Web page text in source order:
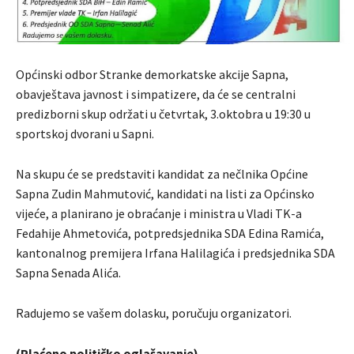
Općinski odbor Stranke demorkatske akcije Sapna,
obavještava javnost i simpatizere, da će se centralni
predizborni skup održati u četvrtak, 3.oktobra u 19:30 u
sportskoj dvorani u Sapni.
Na skupu će se predstaviti kandidat za nečlnika Općine
Sapna Zudin Mahmutović, kandidati na listi za Općinsko
vijeće, a planirano je obraćanje i ministra u Vladi TK-a
Fedahije Ahmetovića, potpredsjednika SDA Edina Ramića,
kantonalnog premijera Irfana Halilagića i predsjednika SDA
Sapna Senada Alića.
Radujemo se vašem dolasku, poručuju organizatori.